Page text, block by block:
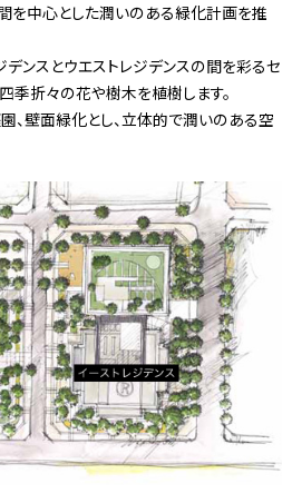
を中心とした潤いのある緑化計画を推
ンスとウエストレジデンスの間を彩るセ
季折々の花や樹木を植樹します。
、壁面緑化とし、立体的で潤いのある空